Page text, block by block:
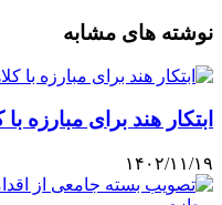
نوشته های مشابه
ابتکار هند برای مبارزه
۱۴۰۲/۱۱/۱۹